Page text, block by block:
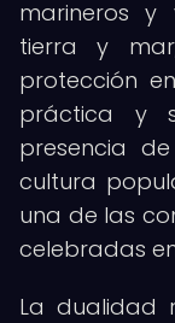
marineros y
tierra y
protección
práctica y
presencia
cultura
una de las
celebradas
La dualidad